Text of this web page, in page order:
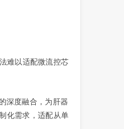
难以适配微流控芯
深度融合，为肝器
化需求，适配从单